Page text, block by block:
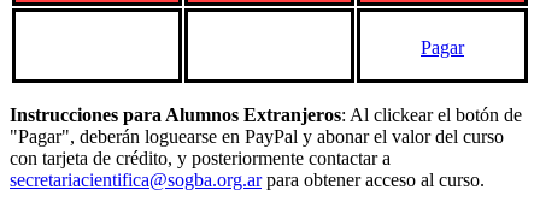
Pagar
Instrucciones para Alumnos Extranjeros: Al clickear el botón de
"Pagar", deberán loguearse en PayPal y abonar el valor del curso
con tarjeta de crédito, y posteriormente contactar a
secretariacientifica@sogba.org.arpara obtener acceso al curso.